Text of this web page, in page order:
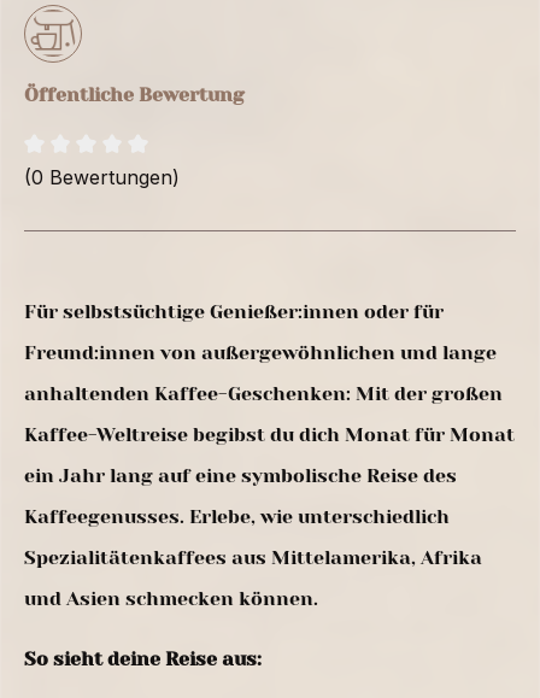
Öffentliche Bewertung
(0 Bewertungen)
Für selbstsüchtige Genießer:innen oder für
Freund:innen von außergewöhnlichen und lange
anhaltenden Kaffee-Geschenken: Mit der großen
Kaffee-Weltreise begibst du dich Monat für Monat
ein Jahr lang auf eine symbolische Reise des
Kaffeegenusses. Erlebe, wie unterschiedlich
Spezialitätenkaffees aus Mittelamerika, Afrika
und Asien schmecken können.
So sieht deine Reise aus: